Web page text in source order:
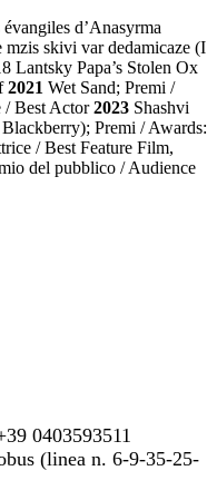
évangiles d’Anasyrma
mzis skivi var dedamicaze (I
Lantsky Papa’s Stolen Ox
2021 Wet Sand; Premi /
/ Best Actor2023 Shashvi
Premi / Awards:
/ Best Feature Film,
del pubblico / Audience
0403593511
(linea n. 6-9-35-25-